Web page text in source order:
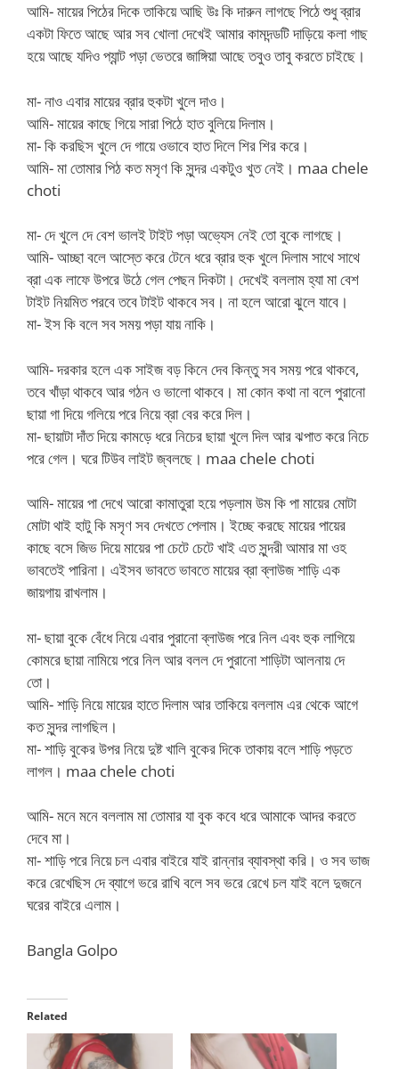
আমি- মায়ের পিঠের দিকে তাকিয়ে আছি উঃ কি দারুন লাগছে পিঠে শুধু ব্রার
একটা ফিতে আছে আর সব খোলা দেখেই আমার কামদন্ডটি দাড়িয়ে কলা গাছ
হয়ে আছে যদিও প্যান্ট পড়া ভেতরে জাঙ্গিয়া আছে তবুও তাবু করতে চাইছে।
মা- নাও এবার মায়ের ব্রার হুকটা খুলে দাও।
আমি- মায়ের কাছে গিয়ে সারা পিঠে হাত বুলিয়ে দিলাম।
মা- কি করছিস খুলে দে গায়ে ওভাবে হাত দিলে শির শির করে।
আমি- মা তোমার পিঠ কত মসৃণ কি সুন্দর একটুও খুত নেই। maa chele
choti
মা- দে খুলে দে বেশ ভালই টাইট পড়া অভ্যেস নেই তো বুকে লাগছে।
আমি- আচ্ছা বলে আস্তে করে টেনে ধরে ব্রার হুক খুলে দিলাম সাথে সাথে
ব্রা এক লাফে উপরে উঠে গেল পেছন দিকটা। দেখেই বললাম হ্যা মা বেশ
টাইট নিয়মিত পরবে তবে টাইট থাকবে সব। না হলে আরো ঝুলে যাবে।
মা- ইস কি বলে সব সময় পড়া যায় নাকি।
আমি- দরকার হলে এক সাইজ বড় কিনে দেব কিন্তু সব সময় পরে থাকবে,
তবে খাঁড়া থাকবে আর গঠন ও ভালো থাকবে। মা কোন কথা না বলে পুরানো
ছায়া গা দিয়ে গলিয়ে পরে নিয়ে ব্রা বের করে দিল।
মা- ছায়াটা দাঁত দিয়ে কামড়ে ধরে নিচের ছায়া খুলে দিল আর ঝপাত করে নিচে
পরে গেল। ঘরে টিউব লাইট জ্বলছে। maa chele choti
আমি- মায়ের পা দেখে আরো কামাতুরা হয়ে পড়লাম উম কি পা মায়ের মোটা
মোটা থাই হাটু কি মসৃণ সব দেখতে পেলাম। ইচ্ছে করছে মায়ের পায়ের
কাছে বসে জিভ দিয়ে মায়ের পা চেটে চেটে খাই এত সুন্দরী আমার মা ওহ
ভাবতেই পারিনা। এইসব ভাবতে ভাবতে মায়ের ব্রা ব্লাউজ শাড়ি এক
জায়গায় রাখলাম।
মা- ছায়া বুকে বেঁধে নিয়ে এবার পুরানো ব্লাউজ পরে নিল এবং হুক লাগিয়ে
কোমরে ছায়া নামিয়ে পরে নিল আর বলল দে পুরানো শাড়িটা আলনায় দে
তো।
আমি- শাড়ি নিয়ে মায়ের হাতে দিলাম আর তাকিয়ে বললাম এর থেকে আগে
কত সুন্দর লাগছিল।
মা- শাড়ি বুকের উপর নিয়ে দুষ্ট খালি বুকের দিকে তাকায় বলে শাড়ি পড়তে
লাগল। maa chele choti
আমি- মনে মনে বললাম মা তোমার যা বুক কবে ধরে আমাকে আদর করতে
দেবে মা।
মা- শাড়ি পরে নিয়ে চল এবার বাইরে যাই রান্নার ব্যাবস্থা করি। ও সব ভাজ
করে রেখেছিস দে ব্যাগে ভরে রাখি বলে সব ভরে রেখে চল যাই বলে দুজনে
ঘরের বাইরে এলাম।
Bangla Golpo
Related